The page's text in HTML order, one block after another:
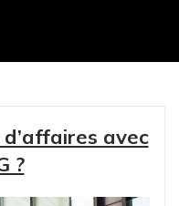
avec
?